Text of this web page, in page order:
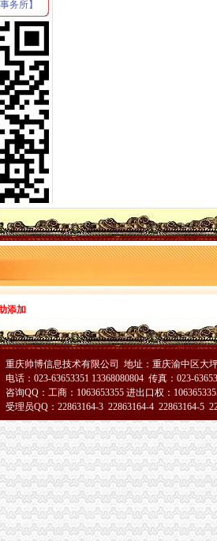
供注册地址重庆慢牛专业服务-重庆公司
北代账公司电话？
表网
代理记账商标注册服务
账、企业变更、纳税申报】-渝中大坪
办公司,价比选亿源财税】价
业税务详细流程请指点】-商务服务-信
代理.知名代账公司.流程
业黄页大全_商务联盟网
（集团）有限公司公司券募集说明书_
通100公司-阿里巴巴公司黄页
年度股东大会的通知_证券之星
泉网
册公司流程_【会计服务】
报告-[中财网]
年年度报告
司-阿里巴巴公司黄页
帐会计,代理记账,代办营_重庆代账公司
重庆公司注册-重庆橙柚青工商咨询有限
账公司|会计代理记账】-重庆赶集网
支队副队长吕正彬等人对永福公
3号车库负1层车位60号停车用房和渝
办公司_代理工商注册登记_分公司_个体
四层商业用房拍卖公告_新浪重庆今荣_
开具红字发票疑问-商务服务-六安新闻网
肥财务代账公司,合肥工商代理注册,
会计代账_代账公司_武汉中伦会计服务有
城
家-西安58同城
添加
重庆帅博信息技术有限公司 地址：重庆渝中区大
电话：023-63653351 13368080804 传真：023-
咨询QQ：工商：1063653355 进出口权：
受理员QQ：22863164-3 22863164-4 22863164-5